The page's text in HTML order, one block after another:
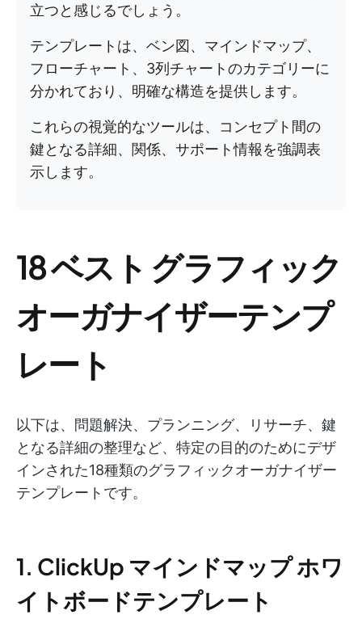
立つと感じるでしょう。
テンプレートは、ベン図、マインドマップ、
フローチャート、3列チャートのカテゴリーに
分かれており、明確な構造を提供します。
これらの視覚的なツールは、コンセプト間の
鍵となる詳細、関係、サポート情報を強調表
示します。
18 ベスト グラフィック
オーガナイザーテンプ
レート
以下は、問題解決、プランニング、リサーチ、鍵
となる詳細の整理など、特定の目的のためにデザ
インされた18種類のグラフィックオーガナイザー
テンプレートです。
1. ClickUp マインドマップ ホワ
イトボードテンプレート